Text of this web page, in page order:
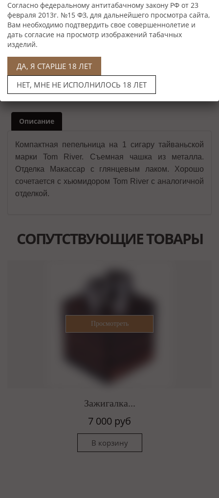
Размер: 18х10х3
Материал: Макассар, мдф, металл
Производитель: Tom River, Тайвань
Описание
Компактная пепельница на 1 сигару тайваньской
марки Tom River. Съемная чашка из металла.
Отделка Макассар с глянцевым лаком. Хорошо
сочетается с хьюмидором Tom River с аналогичной
отделкой.
СОПУТСТВУЮЩИЕ ТОВАРЫ
Зажигалка...
7 000 руб
Согласно федеральному антитабачному закону РФ от 23
февраля 2013г. №15 ФЗ, для дальнейшего просмотра сайта,
Вам необходимо подтвердить свое совершеннолетие и
дать согласие на просмотр изображений табачных
изделий.
ДА, Я СТАРШЕ 18 ЛЕТ
НЕТ, МНЕ НЕ ИСПОЛНИЛОСЬ 18 ЛЕТ